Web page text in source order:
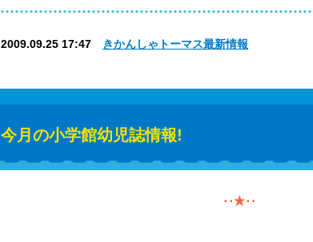
2009.09.25 17:47 きかんしゃトーマス最新情報
今月の小学館幼児誌情報!
･･★･･